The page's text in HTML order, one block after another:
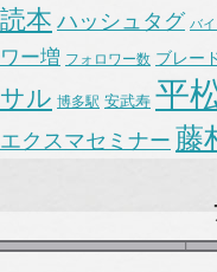
読本 ハッシュタグ バ
ワー増 フォロワー数 ブレー
サル 博多駅 安武寿 平
エクスマセミナー 藤